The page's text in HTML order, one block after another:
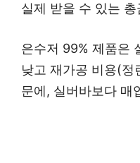
실제 받을 수 있는
은수저 99% 제품은
낮고 재가공 비용(정
문에, 실버바보다 매